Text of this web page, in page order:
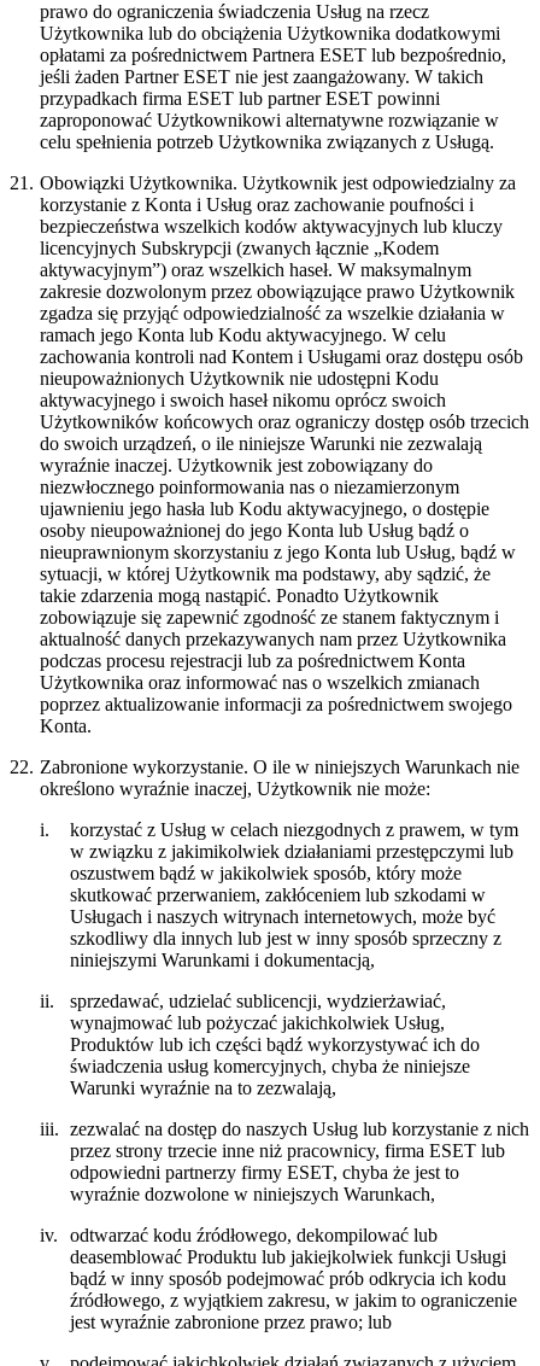
prawo do ograniczenia świadczenia Usług na rzecz
Użytkownika lub do obciążenia Użytkownika dodatkowymi
opłatami za pośrednictwem Partnera ESET lub bezpośrednio,
jeśli żaden Partner ESET nie jest zaangażowany. W takich
przypadkach firma ESET lub partner ESET powinni
zaproponować Użytkownikowi alternatywne rozwiązanie w
celu spełnienia potrzeb Użytkownika związanych z Usługą.
21. Obowiązki Użytkownika. Użytkownik jest odpowiedzialny za
korzystanie z Konta i Usług oraz zachowanie poufności i
bezpieczeństwa wszelkich kodów aktywacyjnych lub kluczy
licencyjnych Subskrypcji (zwanych łącznie „Kodem
aktywacyjnym”) oraz wszelkich haseł. W maksymalnym
zakresie dozwolonym przez obowiązujące prawo Użytkownik
zgadza się przyjąć odpowiedzialność za wszelkie działania w
ramach jego Konta lub Kodu aktywacyjnego. W celu
zachowania kontroli nad Kontem i Usługami oraz dostępu osób
nieupoważnionych Użytkownik nie udostępni Kodu
aktywacyjnego i swoich haseł nikomu oprócz swoich
Użytkowników końcowych oraz ograniczy dostęp osób trzecich
do swoich urządzeń, o ile niniejsze Warunki nie zezwalają
wyraźnie inaczej. Użytkownik jest zobowiązany do
niezwłocznego poinformowania nas o niezamierzonym
ujawnieniu jego hasła lub Kodu aktywacyjnego, o dostępie
osoby nieupoważnionej do jego Konta lub Usług bądź o
nieuprawnionym skorzystaniu z jego Konta lub Usług, bądź w
sytuacji, w której Użytkownik ma podstawy, aby sądzić, że
takie zdarzenia mogą nastąpić. Ponadto Użytkownik
zobowiązuje się zapewnić zgodność ze stanem faktycznym i
aktualność danych przekazywanych nam przez Użytkownika
podczas procesu rejestracji lub za pośrednictwem Konta
Użytkownika oraz informować nas o wszelkich zmianach
poprzez aktualizowanie informacji za pośrednictwem swojego
Konta.
22. Zabronione wykorzystanie. O ile w niniejszych Warunkach nie
określono wyraźnie inaczej, Użytkownik nie może:
i.
korzystać z Usług w celach niezgodnych z prawem, w tym
w związku z jakimikolwiek działaniami przestępczymi lub
oszustwem bądź w jakikolwiek sposób, który może
skutkować przerwaniem, zakłóceniem lub szkodami w
Usługach i naszych witrynach internetowych, może być
szkodliwy dla innych lub jest w inny sposób sprzeczny z
niniejszymi Warunkami i dokumentacją,
ii.
sprzedawać, udzielać sublicencji, wydzierżawiać,
wynajmować lub pożyczać jakichkolwiek Usług,
Produktów lub ich części bądź wykorzystywać ich do
świadczenia usług komercyjnych, chyba że niniejsze
Warunki wyraźnie na to zezwalają,
iii. zezwalać na dostęp do naszych Usług lub korzystanie z nich
przez strony trzecie inne niż pracownicy, firma ESET lub
odpowiedni partnerzy firmy ESET, chyba że jest to
wyraźnie dozwolone w niniejszych Warunkach,
iv.
odtwarzać kodu źródłowego, dekompilować lub
deasemblować Produktu lub jakiejkolwiek funkcji Usługi
bądź w inny sposób podejmować prób odkrycia ich kodu
źródłowego, z wyjątkiem zakresu, w jakim to ograniczenie
jest wyraźnie zabronione przez prawo; lub